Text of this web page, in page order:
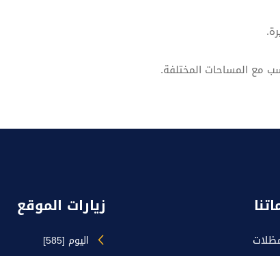
مع المساحات المختلفة.
زيارات الموقع
اليوم [585]